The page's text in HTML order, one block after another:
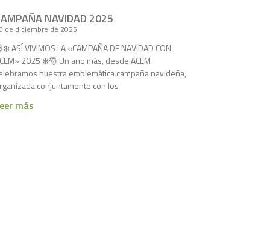
NAVIDAD 2025
de diciembre de 2025
ASÍ VIVIMOS LA «CAMPAÑA DE NAVIDAD CON
2025 ❄️🎅 Un año más, desde ACEM
nuestra emblemática campaña navideña,
conjuntamente con los
más